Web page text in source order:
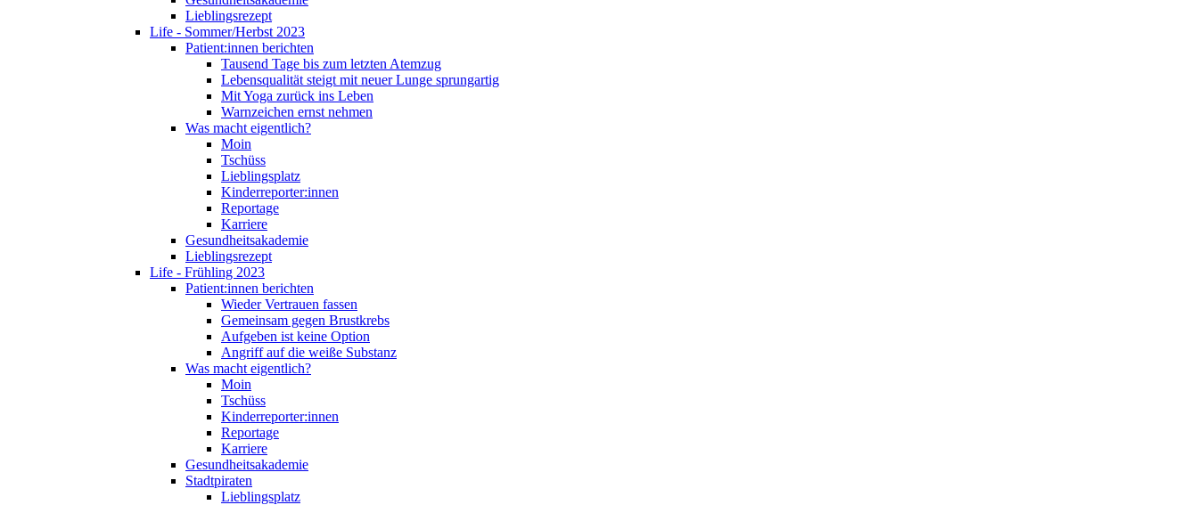
Lieblingsrezept
Life - Sommer/Herbst 2023
Patient:innen berichten
Tausend Tage bis zum letzten Atemzug
Lebensqualität steigt mit neuer Lunge sprungartig
Mit Yoga zurück ins Leben
Warnzeichen ernst nehmen
Was macht eigentlich?
Moin
Tschüss
Lieblingsplatz
Kinderreporter:innen
Reportage
Karriere
Gesundheitsakademie
Lieblingsrezept
Life - Frühling 2023
Patient:innen berichten
Wieder Vertrauen fassen
Gemeinsam gegen Brustkrebs
Aufgeben ist keine Option
Angriff auf die weiße Substanz
Was macht eigentlich?
Moin
Tschüss
Kinderreporter:innen
Reportage
Karriere
Gesundheitsakademie
Stadtpiraten
Lieblingsplatz